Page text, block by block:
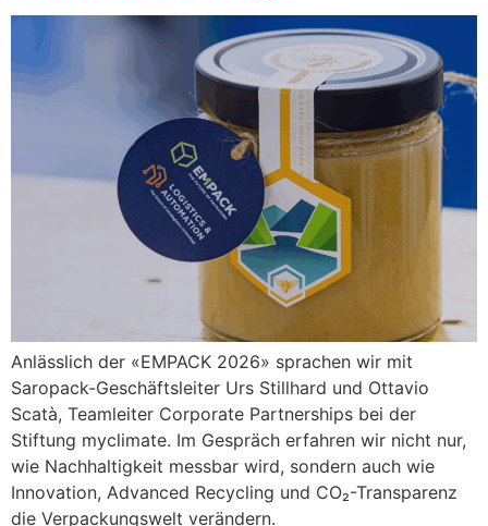
Anlässlich der «EMPACK 2026» sprachen wir mit
Saropack-Geschäftsleiter Urs Stillhard und Ottavio
Scatà, Teamleiter Corporate Partnerships bei der
Stiftung myclimate. Im Gespräch erfahren wir nicht nur,
wie Nachhaltigkeit messbar wird, sondern auch wie
Innovation, Advanced Recycling und CO₂-Transparenz
die Verpackungswelt verändern.